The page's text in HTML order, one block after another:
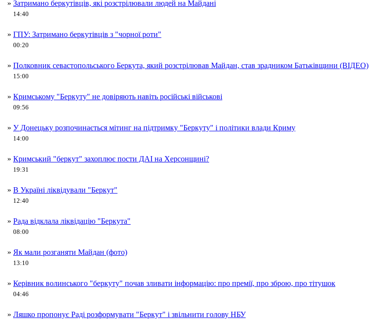
» Затримано беркутівців, які розстрілювали людей на Майдані
14:40
» ГПУ: Затримано беркутівців з "чорної роти"
00:20
» Полковник севастопольського Беркута, який розстрілював Майдан, став зрадником Батьківщини (ВІДЕО)
15:00
» Кримському "Беркуту" не довіряють навіть російські військові
09:56
» У Донецьку розпочинається мітинг на підтримку "Беркуту" і політики влади Криму
14:00
» Кримський "беркут" захоплює пости ДАІ на Херсонщині?
19:31
» В Україні ліквідували "Беркут"
12:40
» Рада відклала ліквідацію "Беркута"
08:00
» Як мали розганяти Майдан (фото)
13:10
» Керівник волинського "беркуту" почав зливати інформацію: про премії, про зброю, про тітушок
04:46
» Ляшко пропонує Раді розформувати "Беркут" і звільнити голову НБУ